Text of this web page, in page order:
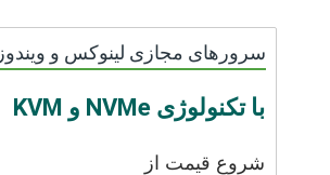
سرورهای مجازی لینوکس و ویندوز
با تکنولوژی NVMe و KVM
شروع قیمت از